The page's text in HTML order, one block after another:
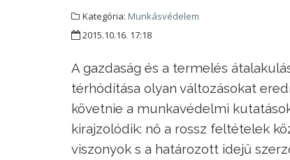
Kategória: Munkásvédelem
2015.10.16. 17:18
A gazdaság és a termelés
térhódítása olyan változásokat
követnie a munkavédelmi
kirajzolódik: nő a rossz feltételek
viszonyok s a határozott idejű